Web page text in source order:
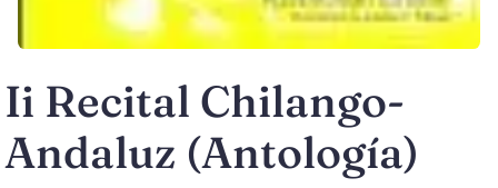
Ii Recital Chilango-
Andaluz (Antología)